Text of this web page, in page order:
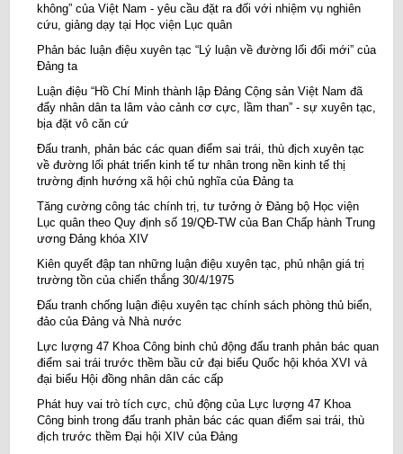
không” của Việt Nam - yêu cầu đặt ra đối với nhiệm vụ nghiên
cứu, giảng dạy tại Học viện Lục quân
Phản bác luận điệu xuyên tạc “Lý luận về đường lối đổi mới” của
Đảng ta
Luận điệu “Hồ Chí Minh thành lập Đảng Cộng sản Việt Nam đã
đẩy nhân dân ta lâm vào cảnh cơ cực, lầm than” - sự xuyên tạc,
bịa đặt vô căn cứ
Đấu tranh, phản bác các quan điểm sai trái, thù địch xuyên tạc
về đường lối phát triển kinh tế tư nhân trong nền kinh tế thị
trường định hướng xã hội chủ nghĩa của Đảng ta
Tăng cường công tác chính trị, tư tưởng ở Đảng bộ Học viện
Lục quân theo Quy định số 19/QĐ-TW của Ban Chấp hành Trung
ương Đảng khóa XIV
Kiên quyết đập tan những luận điệu xuyên tạc, phủ nhận giá trị
trường tồn của chiến thắng 30/4/1975
Đấu tranh chống luận điệu xuyên tạc chính sách phòng thủ biển,
đảo của Đảng và Nhà nước
Lực lượng 47 Khoa Công binh chủ động đấu tranh phản bác quan
điểm sai trái trước thềm bầu cử đại biểu Quốc hội khóa XVI và
đại biểu Hội đồng nhân dân các cấp
Phát huy vai trò tích cực, chủ động của Lực lượng 47 Khoa
Công binh trong đấu tranh phản bác các quan điểm sai trái, thù
địch trước thềm Đại hội XIV của Đảng